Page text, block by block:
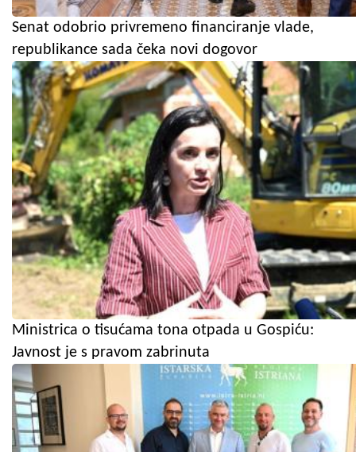
Senat odobrio privremeno financiranje vlade,
republikance sada čeka novi dogovor
Ministrica o tisućama tona otpada u Gospiću:
Javnost je s pravom zabrinuta